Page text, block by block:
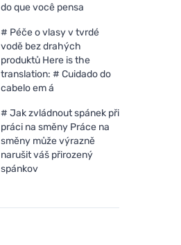
do que você pensa
# Péče o vlasy v tvrdé
vodě bez drahých
produktů Here is the
translation: # Cuidado do
cabelo em á
# Jak zvládnout spánek při
práci na směny Práce na
směny může výrazně
narušit váš přirozený
spánkov